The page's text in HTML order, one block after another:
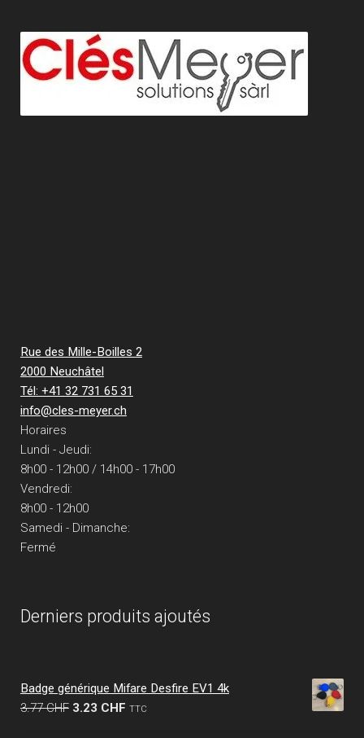
Contactez-nous
Rue des Mille-Boilles 2
2000 Neuchâtel
Tél: +41 32 731 65 31
info@cles-meyer.ch
Horaires
Lundi - Jeudi:
8h00 - 12h00 / 14h00 - 17h00
Vendredi:
8h00 - 12h00
Samedi - Dimanche:
Fermé
Derniers produits ajoutés
Badge générique Mifare Desfire EV1 4k
3.77CHF Le
3.23 CHFLe
TTC